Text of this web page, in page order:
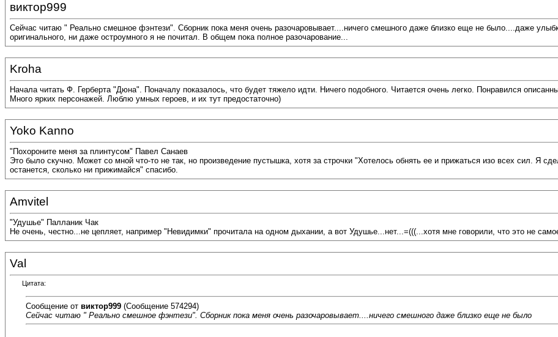
виктор999
Сейчас читаю " Реально смешное фэнтези". Сборник пока меня очень разочаровывает....ничего смешного даже близко еще не было....даже
оригинального, ни даже остроумного я не почитал. В общем пока полное разочарование...
Kroha
Начала читать Ф. Герберта "Дюна". Поначалу показалось, что будет тяжело идти. Ничего подобного. Читается очень легко. Понравился
Много ярких персонажей. Люблю умных героев, и их тут предостаточно)
Yoko Kanno
"Похороните меня за плинтусом" Павел Санаев
Это было скучно. Может со мной что-то не так, но произведение пустышка, хотя за строчки "Хотелось обнять ее и прижаться изо всех сил. Я
останется, сколько ни прижимайся" спасибо.
Amvitel
"Удушье" Палланик Чак
Не очень, честно...не цепляет, например "Невидимки" прочитала на одном дыхании, а вот Удушье...нет...=(((...хотя мне говорили, что это не
Val
Цитата:
Сообщение от виктор999 (Сообщение 574294)
Сейчас читаю " Реально смешное фэнтези". Сборник пока меня очень разочаровывает....ничего смешного даже близко еще не было